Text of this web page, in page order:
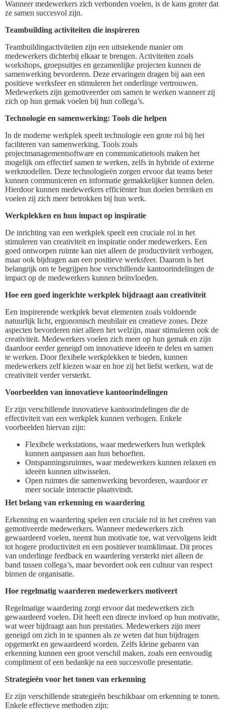
Wanneer medewerkers zich verbonden voelen, is de kans groter dat
ze samen succesvol zijn.
Teambuilding activiteiten die inspireren
Teambuildingactiviteiten zijn een uitstekende manier om
medewerkers dichterbij elkaar te brengen. Activiteiten zoals
workshops, groepsuitjes en gezamenlijke projecten kunnen de
samenwerking bevorderen. Deze ervaringen dragen bij aan een
positieve werksfeer en stimuleren het onderlinge vertrouwen.
Medewerkers zijn gemotiveerder om samen te werken wanneer zij
zich op hun gemak voelen bij hun collega’s.
Technologie en samenwerking: Tools die helpen
In de moderne werkplek speelt technologie een grote rol bij het
faciliteren van samenwerking. Tools zoals
projectmanagementsoftware en communicatietools maken het
mogelijk om effectief samen te werken, zelfs in hybride of externe
werkmodellen. Deze technologieën zorgen ervoor dat teams beter
kunnen communiceren en informatie gemakkelijker kunnen delen.
Hierdoor kunnen medewerkers efficiënter hun doelen bereiken en
voelen zij zich meer betrokken bij hun werk.
Werkplekken en hun impact op inspiratie
De inrichting van een werkplek speelt een cruciale rol in het
stimuleren van creativiteit en inspiratie onder medewerkers. Een
goed ontworpen ruimte kan niet alleen de productiviteit verhogen,
maar ook bijdragen aan een positieve werksfeer. Daarom is het
belangrijk om te begrijpen hoe verschillende kantoorindelingen de
impact op de medewerkers kunnen beïnvloeden.
Hoe een goed ingerichte werkplek bijdraagt aan creativiteit
Een inspirerende werkplek bevat elementen zoals voldoende
natuurlijk licht, ergonomisch meubilair en creatieve zones. Deze
aspecten bevorderen niet alleen het welzijn, maar stimuleren ook de
creativiteit. Medewerkers voelen zich meer op hun gemak en zijn
daardoor eerder geneigd om innovatieve ideeën te delen en samen
te werken. Door flexibele werkplekken te bieden, kunnen
medewerkers zelf kiezen waar en hoe zij het liefst werken, wat de
creativiteit verder versterkt.
Voorbeelden van innovatieve kantoorindelingen
Er zijn verschillende innovatieve kantoorindelingen die de
effectiviteit van een werkplek kunnen verhogen. Enkele
voorbeelden hiervan zijn:
Flexibele werkstations, waar medewerkers hun werkplek
kunnen aanpassen aan hun behoeften.
Ontspanningsruimtes, waar medewerkers kunnen relaxen en
ideeën kunnen uitwisselen.
Open ruimtes die samenwerking bevorderen, waardoor er
meer sociale interactie plaatsvindt.
Het belang van erkenning en waardering
Erkenning en waardering spelen een cruciale rol in het creëren van
gemotiveerde medewerkers. Wanneer medewerkers zich
gewaardeerd voelen, neemt hun motivatie toe, wat vervolgens leidt
tot hogere productiviteit en een positiever teamklimaat. Dit proces
van onderlinge feedback en waardering versterkt niet alleen de
band tussen collega’s, maar bevordert ook een cultuur van respect
binnen de organisatie.
Hoe regelmatig waarderen medewerkers motiveert
Regelmatige waardering zorgt ervoor dat medewerkers zich
gewaardeerd voelen. Dit heeft een directe invloed op hun motivatie,
wat weer bijdraagt aan hun prestaties. Medewerkers zijn meer
geneigd om zich in te spannen als ze weten dat hun bijdragen
opgemerkt en gewaardeerd worden. Zelfs kleine gebaren van
erkenning kunnen een groot verschil maken, zoals een eenvoudig
compliment of een bedankje na een succesvolle presentatie.
Strategieën voor het tonen van erkenning
Er zijn verschillende strategieën beschikbaar om erkenning te tonen.
Enkele effectieve methoden zijn: